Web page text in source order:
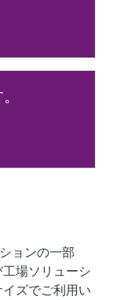
ョンの一部
場ソリューシ
ズでご利用い